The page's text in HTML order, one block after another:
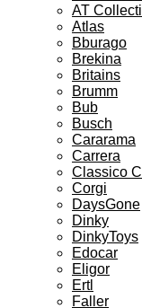
AT
Atlas
Bburago
Brekina
Britains
Brumm
Bub
Busch
Cararama
Carrera
Classico
Corgi
DaysGone
Dinky
DinkyToys
Edocar
Eligor
Ertl
Faller